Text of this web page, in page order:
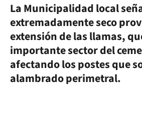
La Municipalidad local
extremadamente seco
extensión de las llamas,
importante sector del
afectando los postes que
alambrado perimetral.